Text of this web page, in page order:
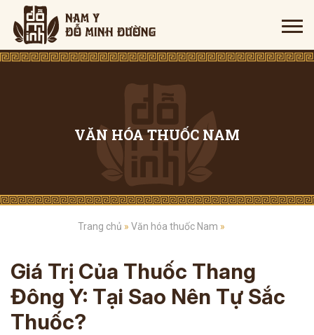
VĂN HÓA THUỐC NAM
Trang chủ » Văn hóa thuốc Nam »
Giá Trị Của Thuốc Thang
Đông Y: Tại Sao Nên Tự Sắc
Thuốc?